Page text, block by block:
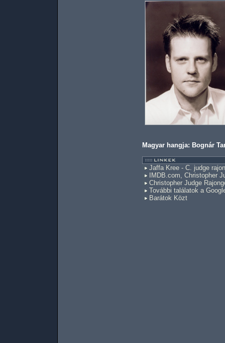
Magyar hangja: Bognár
Jaffa Kree - C. judge
IMDB.com, Christopher
Christopher Judge
További találatok a
Barátok Közt